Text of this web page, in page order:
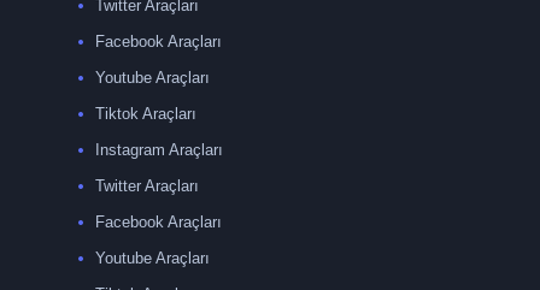
Twitter Araçları
Facebook Araçları
Youtube Araçları
Tiktok Araçları
Instagram Araçları
Twitter Araçları
Facebook Araçları
Youtube Araçları